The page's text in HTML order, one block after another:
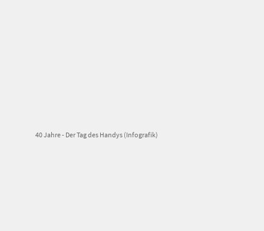
40 Jahre - Der Tag des Handys (Infografik)